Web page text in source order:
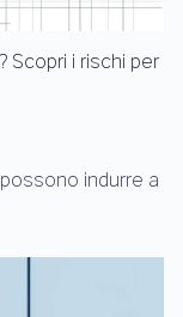
Scopri i rischi per
indurre a